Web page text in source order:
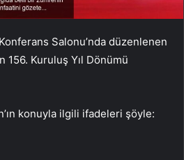
Salonu’nda düzenlenen
156. Kuruluş Yıl Dönümü
konuyla ilgili ifadeleri şöyle: